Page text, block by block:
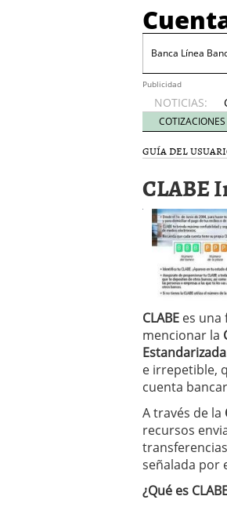
Banca Línea
Publicidad
NOTICIAS:
GUÍA DEL
CLABE
CLABE es una
mencionar la
Estandarizada
e irrepetible,
cuenta
A través de la
recursos
señalada por
¿Qué es